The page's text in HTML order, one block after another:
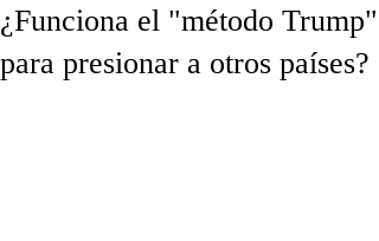
¿Funciona el "método Trump"
para presionar a otros países?